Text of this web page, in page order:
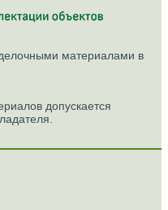
материалами в
допускается